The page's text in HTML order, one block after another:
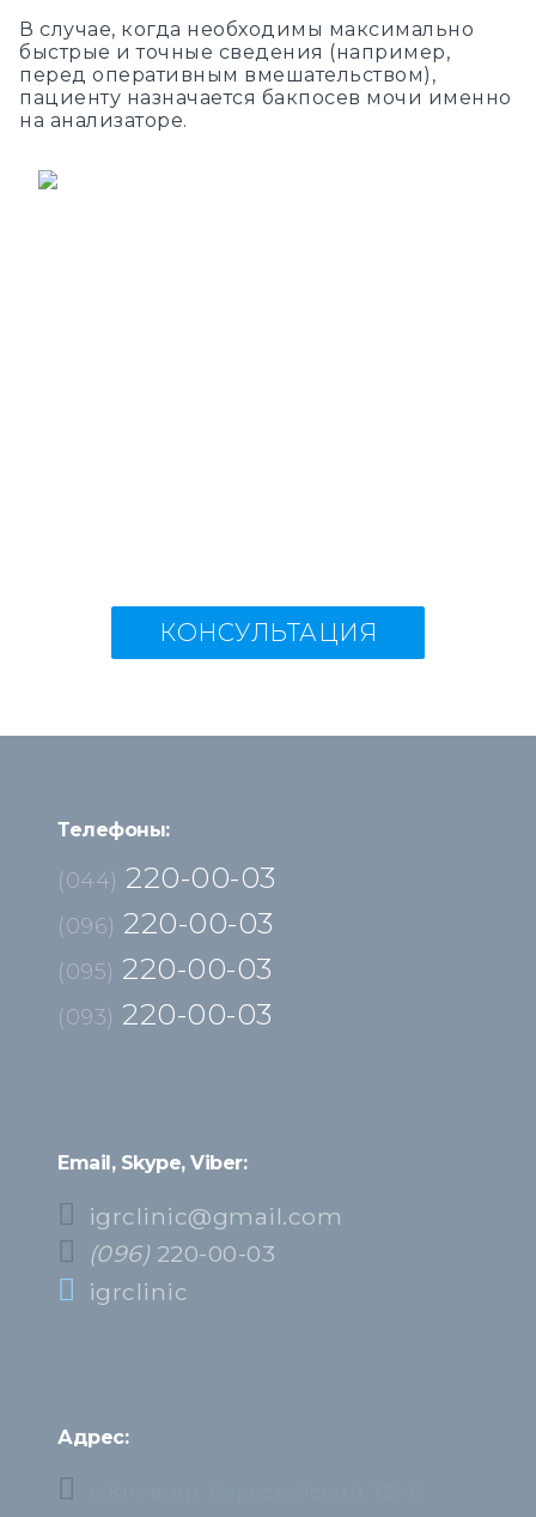
В случае, когда необходимы максимально
быстрые и точные сведения (например,
перед оперативным вмешательством),
пациенту назначается бакпосев мочи именно
на анализаторе.
КОНСУЛЬТАЦИЯ
Телефоны:
(044) 220-00-03
(096) 220-00-03
(095) 220-00-03
(093) 220-00-03
Email, Skype, Viber:
igrclinic@gmail.com
(096) 220-00-03
igrclinic
Адрес: